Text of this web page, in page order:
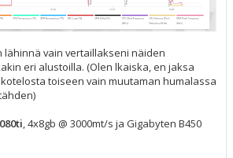
lähinnä vain vertaillakseni näiden
eri alustoilla. (Olen lkaiska, en jaksa
toiseen vain muutaman humalassa
, 4x8gb @ 3000mt/s ja Gigabyten B450